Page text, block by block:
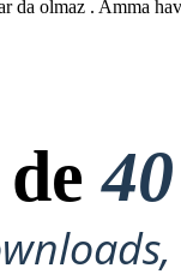
da olmaz . Amma
de